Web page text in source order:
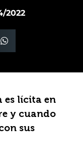
2022
es lícita en
y cuando
sus